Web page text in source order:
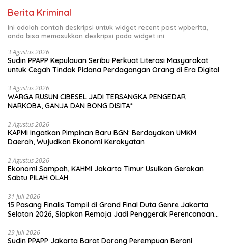
Berita Kriminal
Ini adalah contoh deskripsi untuk widget recent post wpberita,
anda bisa memasukkan deskripsi pada widget ini.
3 Agustus 2026
Sudin PPAPP Kepulauan Seribu Perkuat Literasi Masyarakat
untuk Cegah Tindak Pidana Perdagangan Orang di Era Digital
3 Agustus 2026
WARGA RUSUN CIBESEL JADI TERSANGKA PENGEDAR
NARKOBA, GANJA DAN BONG DISITA*
2 Agustus 2026
KAPMI Ingatkan Pimpinan Baru BGN: Berdayakan UMKM
Daerah, Wujudkan Ekonomi Kerakyatan
2 Agustus 2026
Ekonomi Sampah, KAHMI Jakarta Timur Usulkan Gerakan
Sabtu PILAH OLAH
31 Juli 2026
15 Pasang Finalis Tampil di Grand Final Duta Genre Jakarta
Selatan 2026, Siapkan Remaja Jadi Penggerak Perencanaan
29 Juli 2026
Sudin PPAPP Jakarta Barat Dorong Perempuan Berani